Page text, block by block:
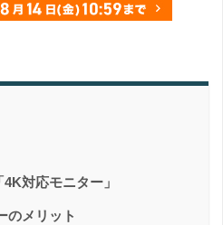
対応モニター」
のメリット